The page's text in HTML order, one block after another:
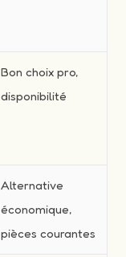
Bon choix pro,
disponibilité
Alternative
économique,
pièces courantes